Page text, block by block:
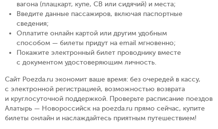
вагона (плацкарт, купе, СВ или сидячий) и места;
Введите данные пассажиров, включая паспортные
сведения;
Оплатите онлайн картой или другим удобным
способом — билеты придут на email мгновенно;
Покажите электронный билет проводнику вместе
с документом удостоверяющим личность.
Сайт Poezda.ru экономит ваше время: без очередей в кассу,
с электронной регистрацией, возможностью возврата
и круглосуточной поддержкой. Проверьте расписание поездов
Алатырь — Новороссийск на poezda.ru прямо сейчас, купите
билеты онлайн и наслаждайтесь приятным путешествием!